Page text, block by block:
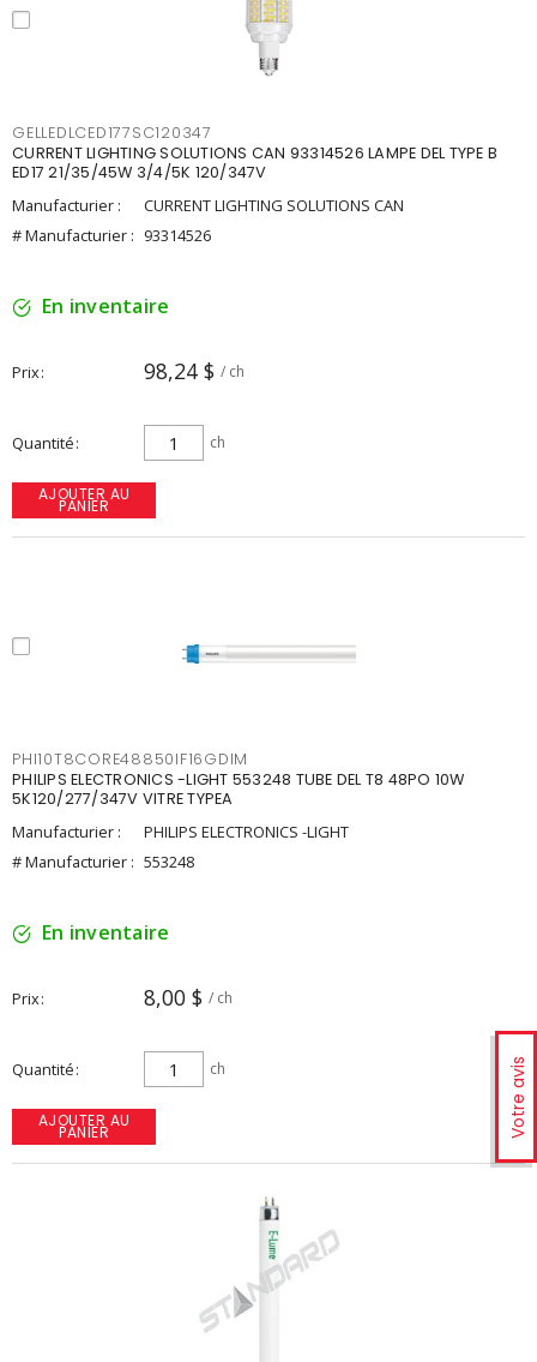
Votre avis
GELLEDLCED177SC120347
CURRENT LIGHTING SOLUTIONS CAN 93314526 LAMPE DEL TYPE B
ED17 21/35/45W 3/4/5K 120/347V
Manufacturier :
CURRENT LIGHTING SOLUTIONS CAN
# Manufacturier : 93314526
En inventaire
Prix 98,24 $ / ch
Quantité ch
AJOUTER AU
PANIER
PHI10T8CORE48850IF16GDIM
PHILIPS ELECTRONICS -LIGHT 553248 TUBE DEL T8 48PO 10W
5K120/277/347V VITRE TYPEA
Manufacturier :
PHILIPS ELECTRONICS -LIGHT
# Manufacturier : 553248
En inventaire
Prix 8,00 $ / ch
Quantité ch
AJOUTER AU
PANIER